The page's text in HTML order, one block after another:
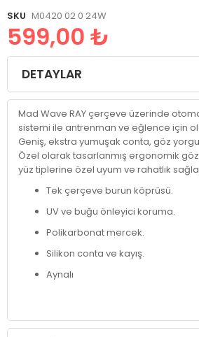
SKU M0420 02 0 24W
599,00 ₺
DETAYLAR
Mad Wave RAY çerçeve üzerinde
sistemi ile antrenman ve eğlence için
Geniş, ekstra yumuşak conta, göz
Özel olarak tasarlanmış ergonomik
yüz tiplerine özel uyum ve rahatlık
Tek çerçeve burun köprüsü.
UV ve buğu önleyici koruma.
Polikarbonat mercek.
Silikon conta ve kayış.
Aynalı